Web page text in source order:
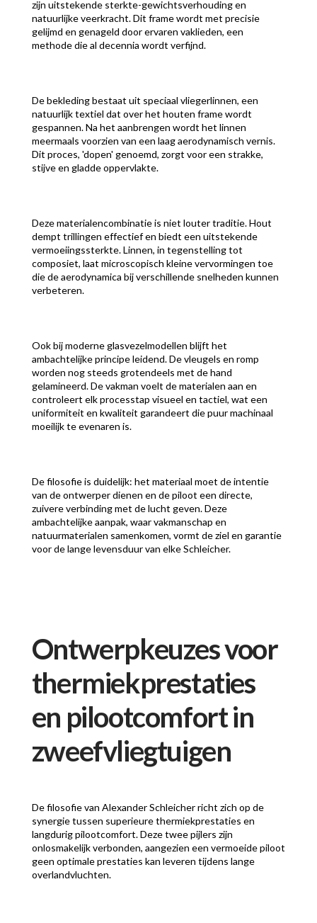
zijn uitstekende sterkte-gewichtsverhouding en
natuurlijke veerkracht. Dit frame wordt met precisie
gelijmd en genageld door ervaren vaklieden, een
methode die al decennia wordt verfijnd.
De bekleding bestaat uit speciaal vliegerlinnen, een
natuurlijk textiel dat over het houten frame wordt
gespannen. Na het aanbrengen wordt het linnen
meermaals voorzien van een laag aerodynamisch vernis.
Dit proces, 'dopen' genoemd, zorgt voor een strakke,
stijve en gladde oppervlakte.
Deze materialencombinatie is niet louter traditie. Hout
dempt trillingen effectief en biedt een uitstekende
vermoeiingssterkte. Linnen, in tegenstelling tot
composiet, laat microscopisch kleine vervormingen toe
die de aerodynamica bij verschillende snelheden kunnen
verbeteren.
Ook bij moderne glasvezelmodellen blijft het
ambachtelijke principe leidend. De vleugels en romp
worden nog steeds grotendeels met de hand
gelamineerd. De vakman voelt de materialen aan en
controleert elk processtap visueel en tactiel, wat een
uniformiteit en kwaliteit garandeert die puur machinaal
moeilijk te evenaren is.
De filosofie is duidelijk: het materiaal moet de intentie
van de ontwerper dienen en de piloot een directe,
zuivere verbinding met de lucht geven. Deze
ambachtelijke aanpak, waar vakmanschap en
natuurmaterialen samenkomen, vormt de ziel en garantie
voor de lange levensduur van elke Schleicher.
Ontwerpkeuzes voor
thermiekprestaties
en pilootcomfort in
zweefvliegtuigen
De filosofie van Alexander Schleicher richt zich op de
synergie tussen superieure thermiekprestaties en
langdurig pilootcomfort. Deze twee pijlers zijn
onlosmakelijk verbonden, aangezien een vermoeide piloot
geen optimale prestaties kan leveren tijdens lange
overlandvluchten.